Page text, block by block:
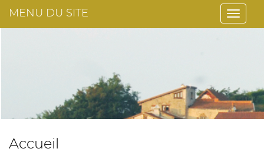
MENU DU SITE
Accueil